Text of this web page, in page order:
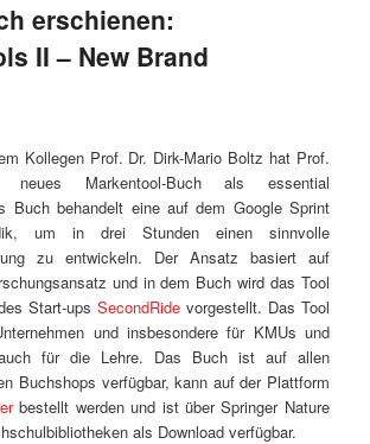
erschienen:
II – New Brand
Kollegen Prof. Dr. Dirk-Mario Boltz hat Prof.
neues Markentool-Buch als essential
Buch behandelt eine auf dem Google Sprint
um in drei Stunden einen sinnvolle
zu entwickeln. Der Ansatz basiert auf
und in dem Buch wird das Tool
Start-ups SecondRide vorgestellt. Das Tool
und insbesondere für KMUs und
für die Lehre. Das Buch ist auf allen
Buchshops verfügbar, kann auf der Plattform
bestellt werden und ist über Springer Nature
als Download verfügbar.